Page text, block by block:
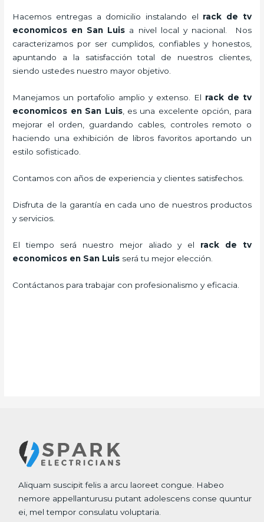
Hacemos entregas a domicilio instalando el rack de tv
economicos en San Luis a nivel local y nacional.
Nos
caracterizamos por ser cumplidos, confiables y honestos,
apuntando a la satisfacción total de nuestros clientes,
siendo ustedes nuestro mayor objetivo.
Manejamos un portafolio amplio y extenso. El rack de tv
economicos en San Luis, es una excelente opción, para
mejorar el orden, guardando cables, controles remoto o
haciendo una exhibición de libros favoritos aportando un
estilo sofisticado.
Contamos con años de experiencia y clientes satisfechos.
Disfruta de la garantía en cada uno de nuestros productos
y servicios.
El tiempo será nuestro mejor aliado y el rack de tv
economicos en San Luis será tu mejor elección.
Contáctanos para trabajar con profesionalismo y eficacia.
Aliquam suscipit felis a arcu laoreet congue. Habeo
nemore appellanturusu putant adolescens conse quuntur
ei, mel tempor consulatu voluptaria.